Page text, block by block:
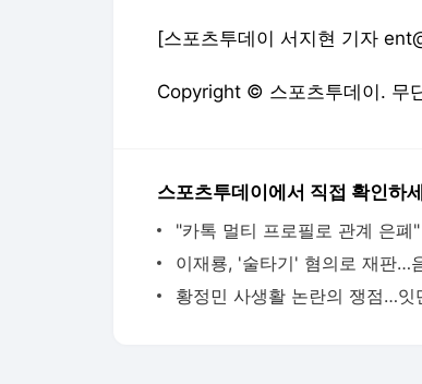
[스포츠투데이 서지현 기자
Copyright © 스포츠투데이. 무
스포츠투데이에서 직접 확인하